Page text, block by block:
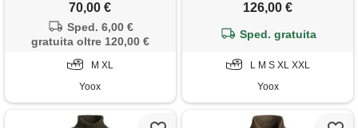
70,00 €
Sped. 6,00 €
gratuita oltre 120,00 €
M XL
Yoox
126,00 €
Sped. gratuita
L M S XL XXL
Yoox